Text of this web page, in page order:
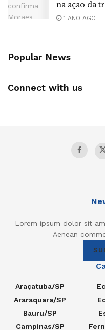
na ação da
1 ANO AGO
Popular News
Connect with us
Lorem ipsum dolor sit
Aenean
Araçatuba/SP
Araraquara/SP
Bauru/SP
Campinas/SP